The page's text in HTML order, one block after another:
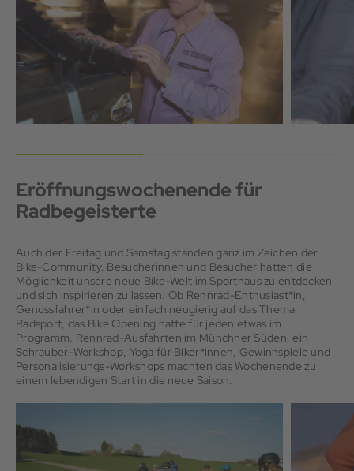
Eröffnungswochenende für
Radbegeisterte
Auch der Freitag und Samstag standen ganz im Zeichen der
Bike-Community. Besucherinnen und Besucher hatten die
Möglichkeit unsere neue Bike-Welt im Sporthaus zu entdecken
und sich inspirieren zu lassen. Ob Rennrad-Enthusiast*in,
Genussfahrer*in oder einfach neugierig auf das Thema
Radsport, das Bike Opening hatte für jeden etwas im
Programm. Rennrad-Ausfahrten im Münchner Süden, ein
Schrauber-Workshop, Yoga für Biker*innen, Gewinnspiele und
Personalisierungs-Workshops machten das Wochenende zu
einem lebendigen Start in die neue Saison.